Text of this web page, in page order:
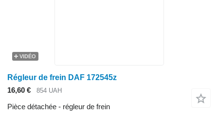
VIDÉO
Régleur de frein DAF 172545z
16,60 €
854 UAH
Pièce détachée - régleur de frein